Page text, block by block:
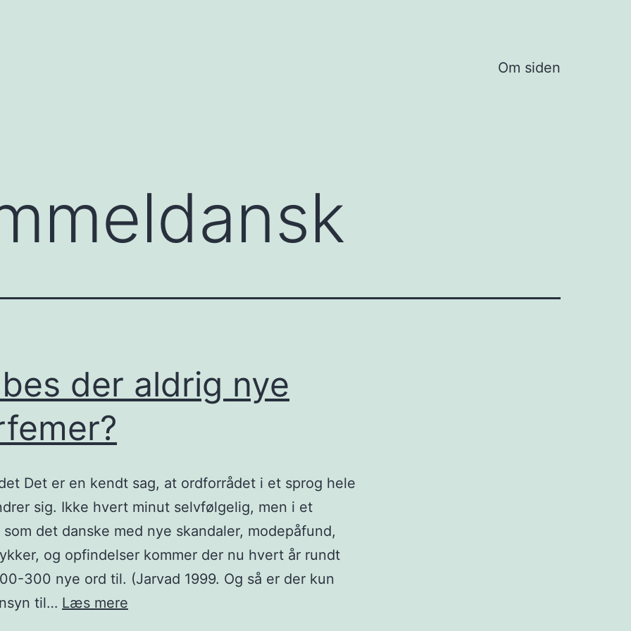
Om siden
der aldrig nye
Det er en kendt sag, at ordforrådet i et sprog hele
sig. Ikke hvert minut selvfølgelig, men i et
som det danske med nye skandaler, modepåfund,
og opfindelser kommer der nu hvert år rundt
300 nye ord til. (Jarvad 1999. Og så er der kun
til… Læs mere